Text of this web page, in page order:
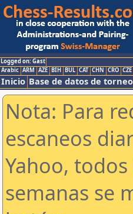
Logged on: Gast
Arabic ARM AZE BIH BUL CAT CHN CRO CZE
Inicio Base de datos de
Nota: Para
escaneos
Yahoo,
semanas se